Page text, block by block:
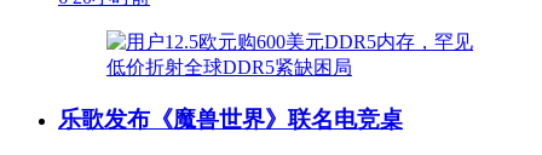
乐歌发布《魔兽世界》联名电竞桌